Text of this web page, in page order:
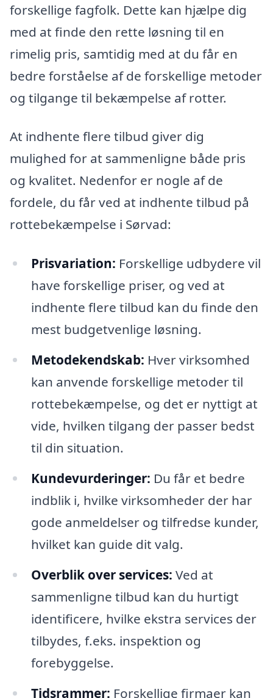
forskellige fagfolk. Dette kan hjælpe dig
med at finde den rette løsning til en
rimelig pris, samtidig med at du får en
bedre forståelse af de forskellige metoder
og tilgange til bekæmpelse af rotter.
At indhente flere tilbud giver dig
mulighed for at sammenligne både pris
og kvalitet. Nedenfor er nogle af de
fordele, du får ved at indhente tilbud på
rottebekæmpelse i Sørvad:
Prisvariation: Forskellige udbydere vil
have forskellige priser, og ved at
indhente flere tilbud kan du finde den
mest budgetvenlige løsning.
Metodekendskab: Hver virksomhed
kan anvende forskellige metoder til
rottebekæmpelse, og det er nyttigt at
vide, hvilken tilgang der passer bedst
til din situation.
Kundevurderinger: Du får et bedre
indblik i, hvilke virksomheder der har
gode anmeldelser og tilfredse kunder,
hvilket kan guide dit valg.
Overblik over services: Ved at
sammenligne tilbud kan du hurtigt
identificere, hvilke ekstra services der
tilbydes, f.eks. inspektion og
forebyggelse.
Tidsrammer: Forskellige firmaer kan